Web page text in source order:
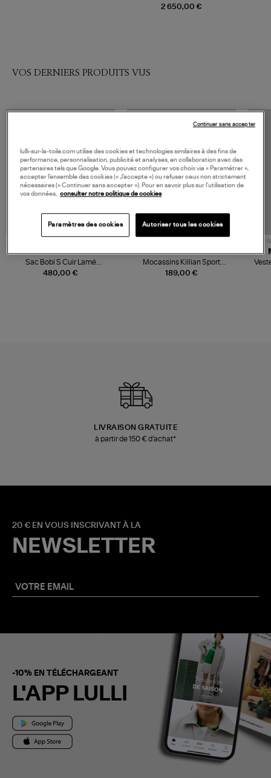
2 650,00 €
VOS DERNIERS PRODUITS VUS
480,00 €
JEROME DREYFUSS
Sac Bobi S Cuir Lamé
Champagne
189,00 €
TORAL
Mocassins Killian Sport
Mousse
LIVRAISON GRATUITE
à partir de 150 € d'achat*
20 € EN VOUS INSCRIVANT À LA
NEWSLETTER
-10% EN TÉLÉCHARGEANT
L'APP LULLI
lulli-sur-la-toile.com utilise des cookies et technologies similaires à des fins de
performance, personnalisation, publicité et analyses, en collaboration avec des
partenaires tels que Google. Vous pouvez configurer vos choix via « Paramétrer »,
accepter l’ensemble des cookies (« J’accepte ») ou refuser ceux non strictement
nécessaires (« Continuer sans accepter »). Pour en savoir plus sur l’utilisation de
vos données, consulter notre politique de cookies
Paramètres des cookies Autoriser tous les cookies
Continuer sans accepter